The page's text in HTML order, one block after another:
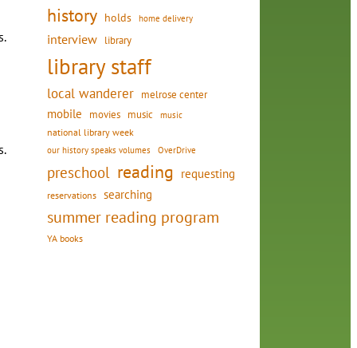
history holds home delivery
interview library
library staff
local wanderer melrose center
mobile movies music music
national library week
our history speaks volumes OverDrive
preschool reading requesting
reservations searching
summer reading program
YA books